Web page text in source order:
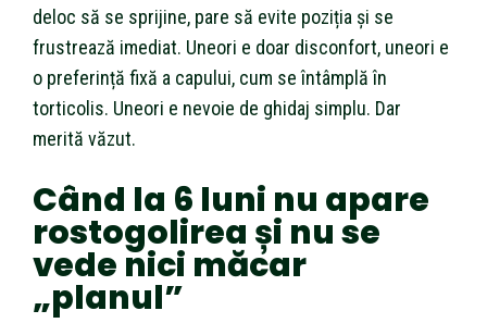
deloc să se sprijine, pare să evite poziția și se
frustrează imediat. Uneori e doar disconfort, uneori e
o preferință fixă a capului, cum se întâmplă în
torticolis. Uneori e nevoie de ghidaj simplu. Dar
merită văzut.
Când la 6 luni nu apare
rostogolirea și nu se
vede nici măcar
„planul”